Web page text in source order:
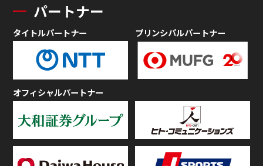
パートナー
タイトルパートナー プリンシパルパートナー
オフィシャルパートナー